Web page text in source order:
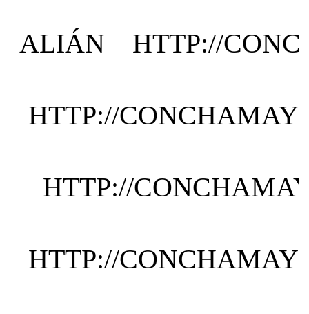
ALIÁN HTTP://
HTTP://
HTTP://
HTTP://